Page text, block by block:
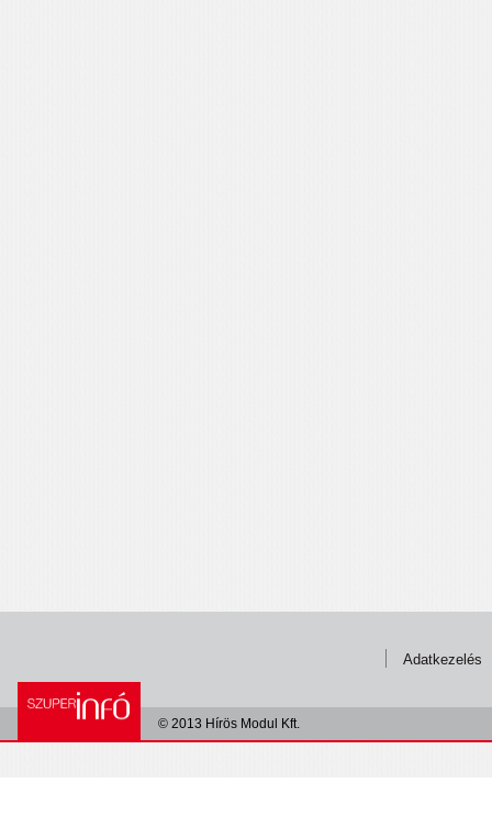
Adatkezelés
© 2013 Hírös Modul Kft.